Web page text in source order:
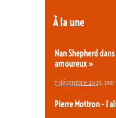
À la une
Nan Shepherd
amoureux »
7 décembre 2025, par
Pierre Mottron - I